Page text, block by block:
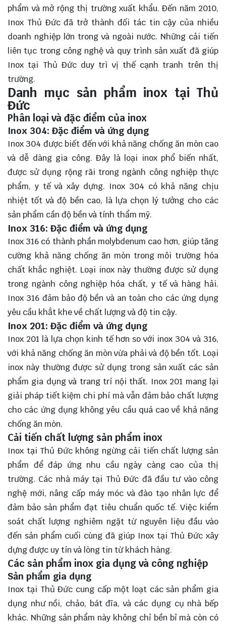
phẩm và mở rộng thị trường xuất khẩu. Đến năm 2010,
Inox Thủ Đức đã trở thành đối tác tin cậy của nhiều
doanh nghiệp lớn trong và ngoài nước. Những cải tiến
liên tục trong công nghệ và quy trình sản xuất đã giúp
Inox tại Thủ Đức duy trì vị thế cạnh tranh trên thị
trường.
Danh mục sản phẩm inox tại Thủ
Đức
Phân loại và đặc điểm của inox
Inox 304: Đặc điểm và ứng dụng
Inox 304 được biết đến với khả năng chống ăn mòn cao
và dễ dàng gia công. Đây là loại inox phổ biến nhất,
được sử dụng rộng rãi trong ngành công nghiệp thực
phẩm, y tế và xây dựng. Inox 304 có khả năng chịu
nhiệt tốt và độ bền cao, là lựa chọn lý tưởng cho các
sản phẩm cần độ bền và tính thẩm mỹ.
Inox 316: Đặc điểm và ứng dụng
Inox 316 có thành phần molybdenum cao hơn, giúp tăng
cường khả năng chống ăn mòn trong môi trường hóa
chất khắc nghiệt. Loại inox này thường được sử dụng
trong ngành công nghiệp hóa chất, y tế và hàng hải.
Inox 316 đảm bảo độ bền và an toàn cho các ứng dụng
yêu cầu khắt khe về chất lượng và độ tin cậy.
Inox 201: Đặc điểm và ứng dụng
Inox 201 là lựa chọn kinh tế hơn so với inox 304 và 316,
với khả năng chống ăn mòn vừa phải và độ bền tốt. Loại
inox này thường được sử dụng trong sản xuất các sản
phẩm gia dụng và trang trí nội thất. Inox 201 mang lại
giải pháp tiết kiệm chi phí mà vẫn đảm bảo chất lượng
cho các ứng dụng không yêu cầu quá cao về khả năng
chống ăn mòn.
Cải tiến chất lượng sản phẩm inox
Inox tại Thủ Đức không ngừng cải tiến chất lượng sản
phẩm để đáp ứng nhu cầu ngày càng cao của thị
trường. Các nhà máy tại Thủ Đức đã đầu tư vào công
nghệ mới, nâng cấp máy móc và đào tạo nhân lực để
đảm bảo sản phẩm đạt tiêu chuẩn quốc tế. Việc kiểm
soát chất lượng nghiêm ngặt từ nguyên liệu đầu vào
đến sản phẩm cuối cùng đã giúp Inox tại Thủ Đức xây
dựng được uy tín và lòng tin từ khách hàng.
Các sản phẩm inox gia dụng và công nghiệp
Sản phẩm gia dụng
Inox tại Thủ Đức cung cấp một loạt các sản phẩm gia
dụng như nồi, chảo, bát đĩa, và các dụng cụ nhà bếp
khác. Những sản phẩm này không chỉ bền bỉ mà còn có